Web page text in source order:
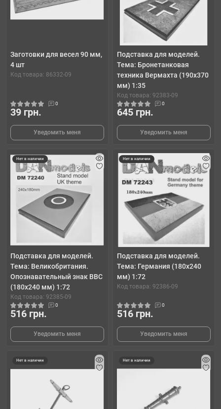
Заготовки для весел 90 мм,
4 шт
Код товара: 86332-09
0
39 грн.
Уведомить меня
Подставка для моделей.
Тема: Бронетанковая
техника Вермахта (190x370
мм) 1:35
Код товара: 92383-09
0
645 грн.
Уведомить меня
Нет в наличии
Подставка для моделей.
Тема: Великобритания.
Опознавательный знак ВВС
(180x240 мм) 1:72
Код товара: 92385-09
0
516 грн.
Уведомить меня
Нет в наличии
Подставка для моделей.
Тема: Германия (180x240
мм) 1:72
Код товара: 92386-09
0
516 грн.
Уведомить меня
Нет в наличии Нет в наличии